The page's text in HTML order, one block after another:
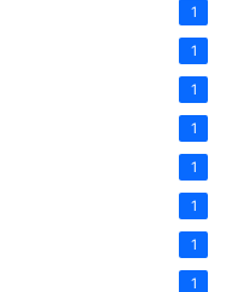
1
1
1
1
1
1
1
1